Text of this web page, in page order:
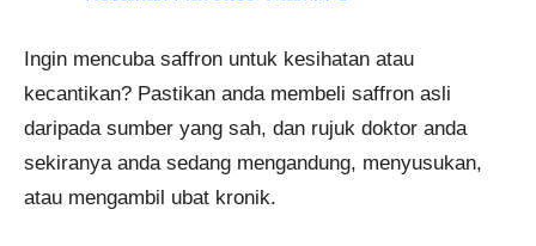
Ingin mencuba saffron untuk kesihatan atau
kecantikan? Pastikan anda membeli saffron asli
daripada sumber yang sah, dan rujuk doktor anda
sekiranya anda sedang mengandung, menyusukan,
atau mengambil ubat kronik.